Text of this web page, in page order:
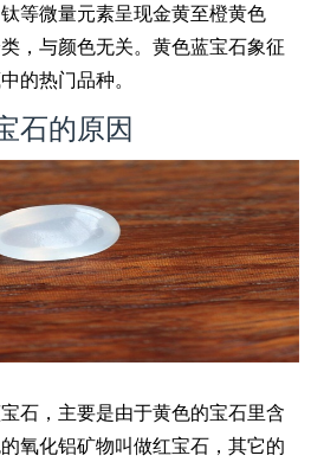
等微量元素呈现金黄至橙黄色
，与颜色无关。黄色蓝宝石象征
的热门品种。
石的原因
石，主要是由于黄色的宝石里含
氧化铝矿物叫做红宝石，其它的